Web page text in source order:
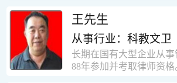
术负责人，该项目为水泥
有圆形连体熟料仓12，每
米，砖混结构，皮带运输
结构长185米，高5.2米的
年调入新乡市新营建筑公
闭路电视监控系统、防盗
一卡通系统、停车场管理
统、远程抄表系统等相关
有较强的售前技术支持
富的设备调试经验； 能
王先生
从事行业：科教文卫
长期在国有大型企业从
88年参加并考取律师资